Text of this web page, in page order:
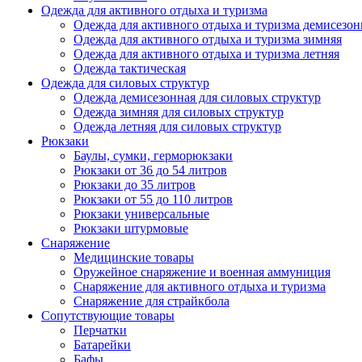
Одежда для активного отдыха и туризма
Одежда для активного отдыха и туризма
Одежда для активного отдыха и туризма зимняя
Одежда для активного отдыха и туризма летняя
Одежда тактическая
Одежда для силовых структур
Одежда демисезонная для силовых структур
Одежда зимняя для силовых структур
Одежда летняя для силовых структур
Рюкзаки
Баулы, сумки, герморюкзаки
Рюкзаки от 36 до 54 литров
Рюкзаки до 35 литров
Рюкзаки от 55 до 110 литров
Рюкзаки универсальные
Рюкзаки штурмовые
Снаряжение
Медицинские товары
Оружейное снаряжение и военная аммуниция
Снаряжение для активного отдыха и туризма
Снаряжение для страйкбола
Сопутствующие товары
Перчатки
Батарейки
Бафы